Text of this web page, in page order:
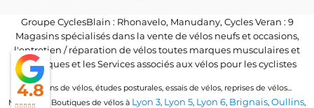
Groupe CyclesBlain : Rhonavelo, Manudany, Cycles Veran : 9
Magasins spécialisés dans la vente de vélos neufs et occasions,
l'entretien / réparation de vélos toutes marques musculaires et
électriques et les Services associés aux vélos pour les cyclistes
Locations de vélos, études posturales, essais de vélos, reprises de vélos...
Magasins / Boutiques de vélos à Lyon 3, Lyon 5, Lyon 6, Brignais, Oullins,
4.8